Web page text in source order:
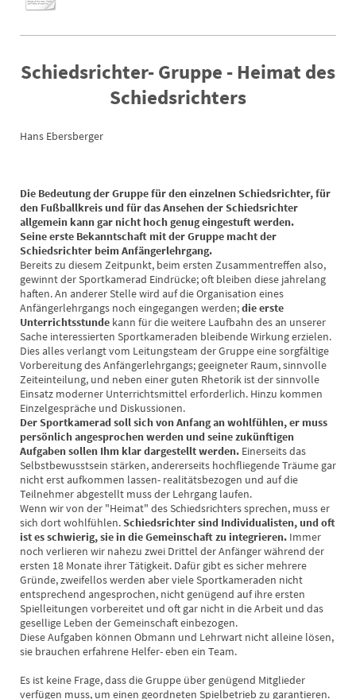
Schiedsrichter- Gruppe - Heimat des
Schiedsrichters
Hans Ebersberger
Die Bedeutung der Gruppe für den einzelnen Schiedsrichter, für
den Fußballkreis und für das Ansehen der Schiedsrichter
allgemein kann gar nicht hoch genug eingestuft werden.
Seine erste Bekanntschaft mit der Gruppe macht der
Schiedsrichter beim Anfängerlehrgang.
Bereits zu diesem Zeitpunkt, beim ersten Zusammentreffen also,
gewinnt der Sportkamerad Eindrücke; oft bleiben diese jahrelang
haften. An anderer Stelle wird auf die Organisation eines
Anfängerlehrgangs noch eingegangen werden;die erste
Unterrichtsstunde kann für die weitere Laufbahn des an unserer
Sache interessierten Sportkameraden bleibende Wirkung erzielen.
Dies alles verlangt vom Leitungsteam der Gruppe eine sorgfältige
Vorbereitung des Anfängerlehrgangs; geeigneter Raum, sinnvolle
Zeiteinteilung, und neben einer guten Rhetorik ist der sinnvolle
Einsatz moderner Unterrichtsmittel erforderlich. Hinzu kommen
Einzelgespräche und Diskussionen.
Der Sportkamerad soll sich von Anfang an wohlfühlen, er muss
persönlich angesprochen werden und seine zukünftigen
Aufgaben sollen Ihm klar dargestellt werden. Einerseits das
Selbstbewusstsein stärken, andererseits hochfliegende Träume gar
nicht erst aufkommen lassen- realitätsbezogen und auf die
Teilnehmer abgestellt muss der Lehrgang laufen.
Wenn wir von der "Heimat" des Schiedsrichters sprechen, muss er
sich dort wohlfühlen.Schiedsrichter sind Individualisten, und oft
ist es schwierig, sie in die Gemeinschaft zu integrieren. Immer
noch verlieren wir nahezu zwei Drittel der Anfänger während der
ersten 18 Monate ihrer Tätigkeit. Dafür gibt es sicher mehrere
Gründe, zweifellos werden aber viele Sportkameraden nicht
entsprechend angesprochen, nicht genügend auf ihre ersten
Spielleitungen vorbereitet und oft gar nicht in die Arbeit und das
gesellige Leben der Gemeinschaft einbezogen.
Diese Aufgaben können Obmann und Lehrwart nicht alleine lösen,
sie brauchen erfahrene Helfer- eben ein Team.
Es ist keine Frage, dass die Gruppe über genügend Mitglieder
verfügen muss, um einen geordneten Spielbetrieb zu garantieren.